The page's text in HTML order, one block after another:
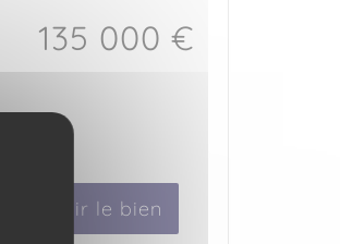
135 000 €
Voir le bien